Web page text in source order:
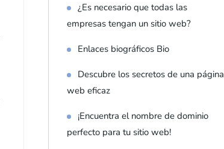
¿Es necesario que todas las
empresas tengan un sitio web?
Enlaces biográficos Bio
Descubre los secretos de una página
web eficaz
¡Encuentra el nombre de dominio
perfecto para tu sitio web!